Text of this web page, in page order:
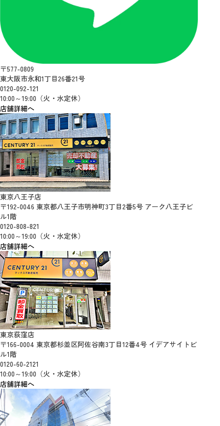
〒577-0809
東大阪市永和1丁目26番21号
0120-092-121
10:00～19:00（火・水定休）
店舗詳細へ
東京八王子店
〒192-0046 東京都八王子市明神町3丁目2番5号 アーク八王子ビ
ル1階
0120-808-821
10:00～19:00（火・水定休）
店舗詳細へ
東京荻窪店
〒166-0004 東京都杉並区阿佐谷南3丁目12番4号 イデアサイトビ
ル1階
0120-60-2121
10:00～19:00（火・水定休）
店舗詳細へ